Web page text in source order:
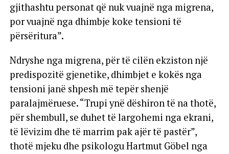
gjithashtu personat që nuk vuajnë nga migrena,
por vuajnë nga dhimbje koke tensioni të
përsëritura”.
Ndryshe nga migrena, për të cilën ekziston një
predispozitë gjenetike, dhimbjet e kokës nga
tensioni janë shpesh më tepër shenjë
paralajmëruese. “Trupi ynë dëshiron të na thotë,
për shembull, se duhet të largohemi nga ekrani,
të lëvizim dhe të marrim pak ajër të pastër”,
thotë mjeku dhe psikologu Hartmut Göbel nga